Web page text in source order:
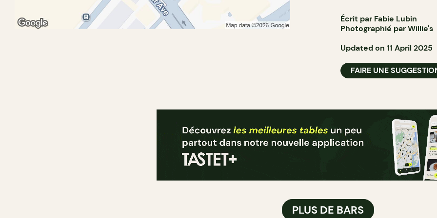
Écrit par Fabie Lubin
Photographié par Willie's
Updated on 11 April 2025
FAIRE UNE
PLUS DE BARS